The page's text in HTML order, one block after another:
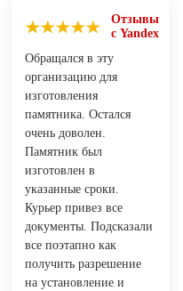
Отзывы
с Yandex
Обращался в эту
организацию для
изготовления
памятника. Остался
очень доволен.
Памятник был
изготовлен в
указанные сроки.
Курьер привез все
документы. Подсказали
все поэтапно как
получить разрешение
на установление и